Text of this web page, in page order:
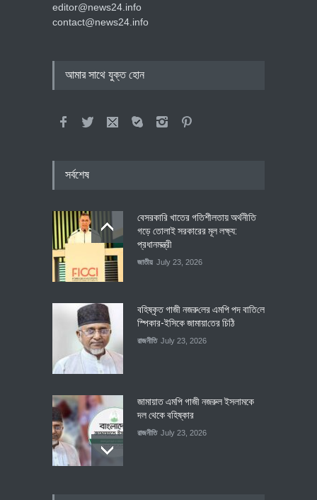
editor@news24.info
contact@news24.info
আমার সাথে যুক্ত হোন
সর্বশেষ
বেসরকারি খাতের গতিশীলতায় অর্থনীতি
গড়ে তোলাই সরকারের মূল লক্ষ্য:
প্রধানমন্ত্রী
জাতীয় July 23, 2026
বহিষ্কৃত গাজী নজরু‌লের এম‌পি পদ বা‌তি‌লে
স্পিকার-ইসিকে জামায়া‌তের চি‌ঠি
রাজনীতি July 23, 2026
জামায়াত এমপি গাজী নজরুল ইসলামকে
দল থেকে বহিষ্কার
রাজনীতি July 23, 2026